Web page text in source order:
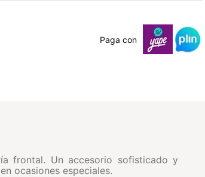
Paga con
frontal. Un accesorio sofisticado y
ocasiones especiales.